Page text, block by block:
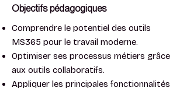
Objectifs pédagogiques
Comprendre le potentiel des outils
MS365 pour le travail moderne.
Optimiser ses processus métiers grâce
aux outils collaboratifs.
Appliquer les principales fonctionnalités